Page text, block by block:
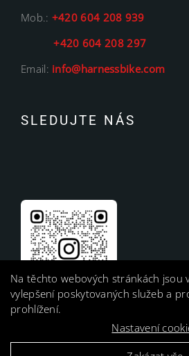
Mob.: +420 604 208 939
+420 604 208 297
Email: info@harnessbike.com
SLEDUJTE NÁS
Na těchto webových stránkách jsou
vylepšení poskytovaných služeb a
prohlížení.
Nastavení